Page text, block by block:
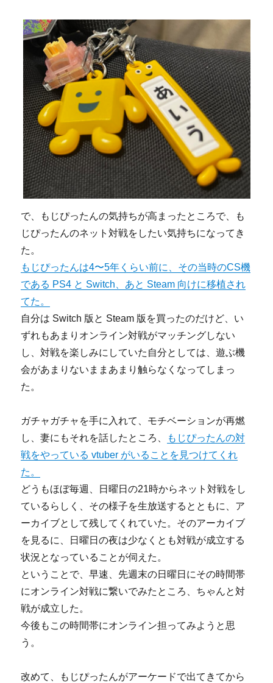
で、もじぴったんの気持ちが高まったところで、も
じぴったんのネット対戦をしたい気持ちになってき
た。
もじぴったんは4〜5年くらい前に、その当時のCS機
である PS4 と Switch、あと Steam 向けに移植され
てた。
自分は Switch 版と Steam 版を買ったのだけど、い
ずれもあまりオンライン対戦がマッチングしない
し、対戦を楽しみにしていた自分としては、遊ぶ機
会があまりないままあまり触らなくなってしまっ
た。
ガチャガチャを手に入れて、モチベーションが再燃
し、妻にもそれを話したところ、
もじぴったんの対
戦をやっている vtuber がいることを見つけてくれ
た。
どうもほぼ毎週、日曜日の21時からネット対戦をし
ているらしく、その様子を生放送するとともに、ア
ーカイブとして残してくれていた。そのアーカイブ
を見るに、日曜日の夜は少なくとも対戦が成立する
状況となっていることが伺えた。
ということで、早速、先週末の日曜日にその時間帯
にオンライン対戦に繋いでみたところ、ちゃんと対
戦が成立した。
今後もこの時間帯にオンライン担ってみようと思
う。
改めて、もじぴったんがアーケードで出てきてから